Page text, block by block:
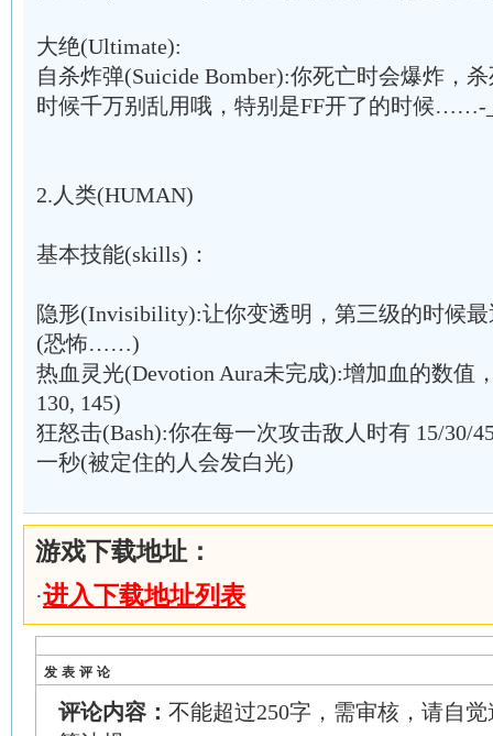
大绝(Ultimate):
自杀炸弹(Suicide Bomber):你死亡时会爆炸，
时候千万别乱用哦，特别是FF开了的时候……-
2.人类(HUMAN)
基本技能(skills)：
隐形(Invisibility):让你变透明，第三级的时候
(恐怖……)
热血灵光(Devotion Aura未完成):增加血的数值
130, 145)
狂怒击(Bash):你在每一次攻击敌人时有 15/30/
一秒(被定住的人会发白光)
游戏下载地址：
·进入下载地址列表
发表评论
评论内容： 不能超过250字，需审核，请自